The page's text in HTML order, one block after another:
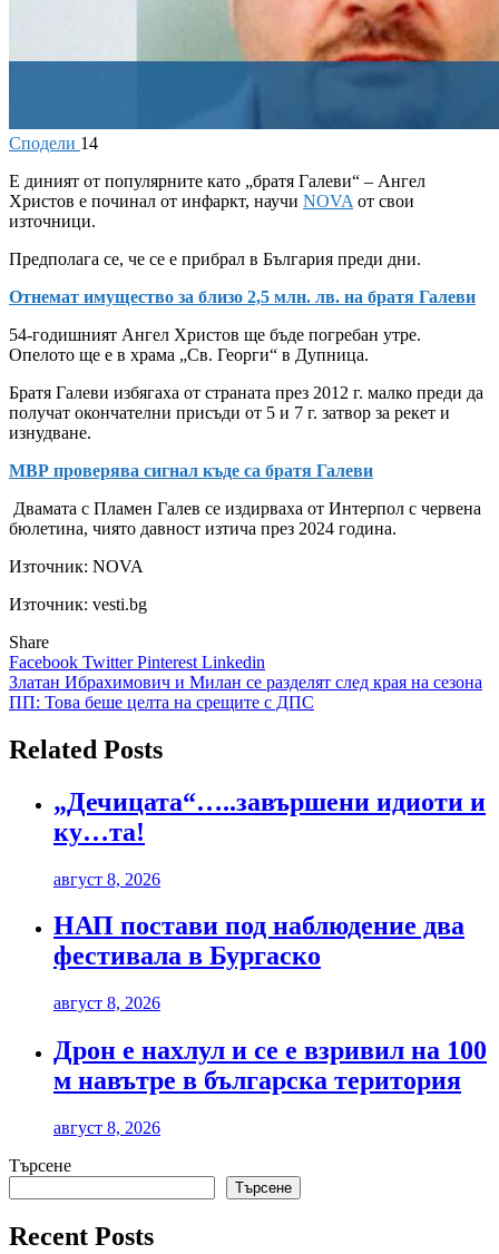
Сподели 14
Е диният от популярните като „братя Галеви“ – Ангел
Христов е починал от инфаркт, научи NOVA от свои
източници.
Предполага се, че се е прибрал в България преди дни.
Отнемат имущество за близо 2,5 млн. лв. на братя Галеви
54-годишният Ангел Христов ще бъде погребан утре.
Опелото ще е в храма „Св. Георги“ в Дупница.
Братя Галеви избягаха от страната през 2012 г. малко преди да
получат окончателни присъди от 5 и 7 г. затвор за рекет и
изнудване.
МВР проверява сигнал къде са братя Галеви
Двамата с Пламен Галев се издирваха от Интерпол с червена
бюлетина, чиято давност изтича през 2024 година.
Източник: NOVA
Източник: vesti.bg
Share
Facebook TwitterPinterest Linkedin
Навигация
Златан Ибрахимович и Милан се разделят след края на сезона
ПП: Това беше целта на срещите с ДПС
Related Posts
„Дечицата“…..завършени идиоти и
ку…та!
август 8, 2026
НАП постави под наблюдение два
фестивала в Бургаско
август 8, 2026
Дрон е нахлул и се е взривил на 100
м навътре в българска територия
август 8, 2026
Търсене
Търсене
Recent Posts